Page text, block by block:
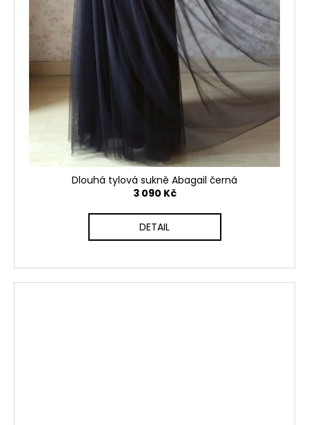
Dlouhá tylová sukně Abagail černá
3 090 Kč
DETAIL